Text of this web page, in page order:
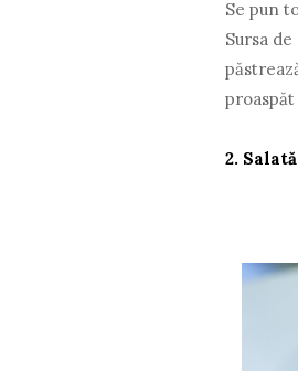
Se pun
Sursa
2.